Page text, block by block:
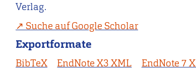
Verlag.
Suche auf Google Scholar
Exportformate
BibTeX EndNote X3 XML EndNote 7